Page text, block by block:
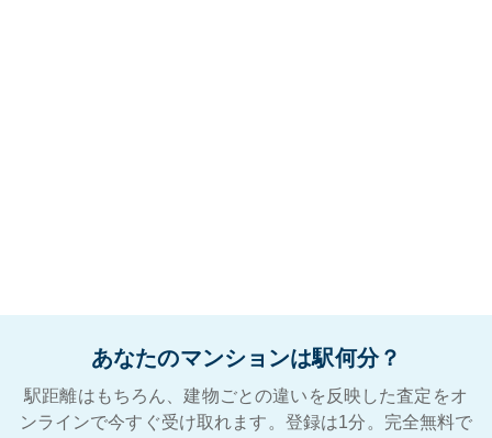
あなたのマンションは駅何分？
駅距離はもちろん、建物ごとの違いを反映した査定をオ
ンラインで今すぐ受け取れます。登録は1分。完全無料で